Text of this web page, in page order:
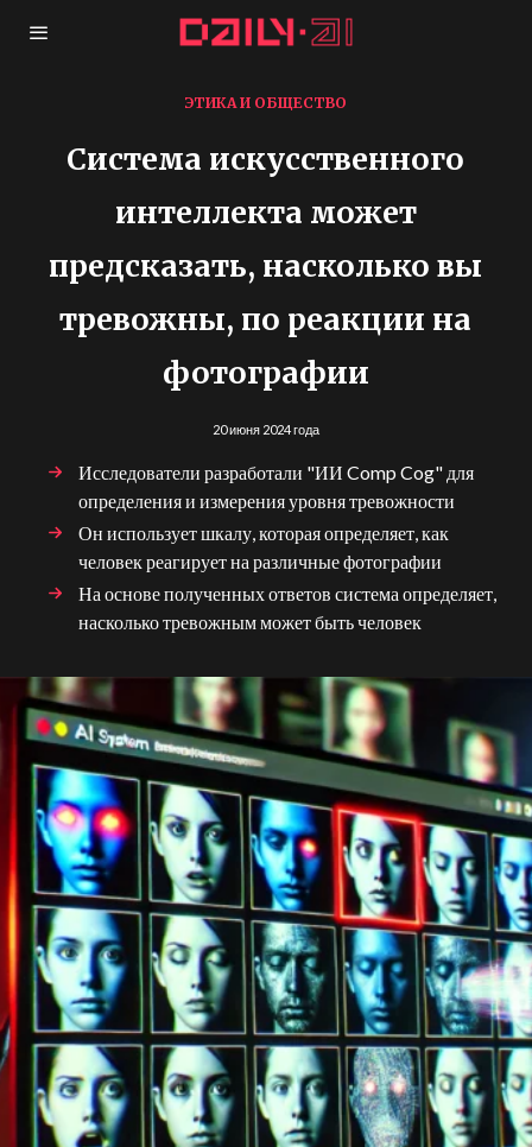
ЭТИКА И ОБЩЕСТВО
Система искусственного
интеллекта может
предсказать, насколько вы
тревожны, по реакции на
фотографии
20 июня 2024 года
Исследователи разработали "ИИ Comp Cog" для
определения и измерения уровня тревожности
Он использует шкалу, которая определяет, как
человек реагирует на различные фотографии
На основе полученных ответов система определяет,
насколько тревожным может быть человек